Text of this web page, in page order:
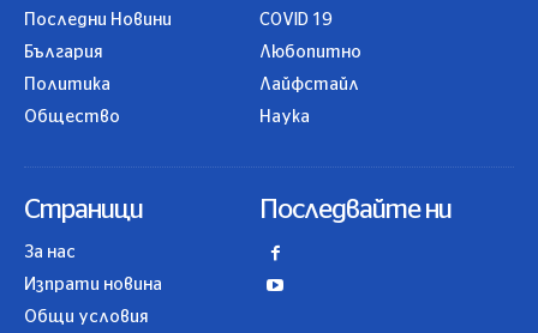
Последни Новини
България
Политика
Общество
COVID 19
Любопитно
Лайфстайл
Наука
Страници
За нас
Изпрати новина
Общи условия
Последвайте ни